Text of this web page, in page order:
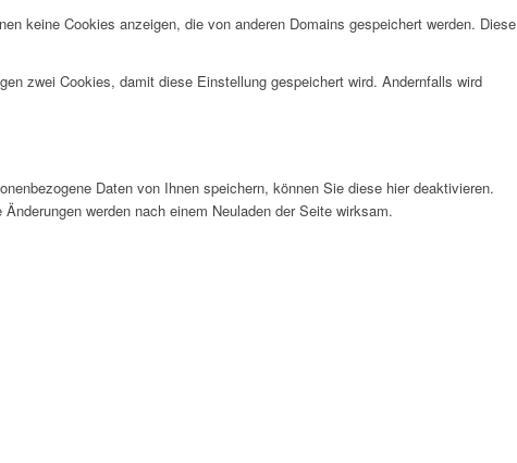
keine Cookies anzeigen, die von anderen Domains gespeichert werden. Diese
zwei Cookies, damit diese Einstellung gespeichert wird. Andernfalls wird
Daten von Ihnen speichern, können Sie diese hier deaktivieren.
werden nach einem Neuladen der Seite wirksam.